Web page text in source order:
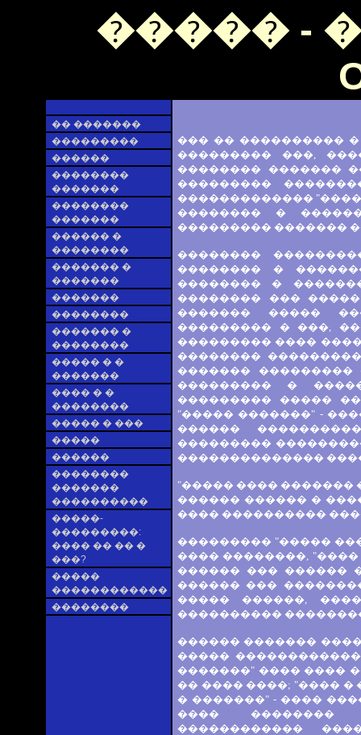
����� -
�� �������
���������
������
��������
�������
��������
�������
������ �
��������
������� �
�������
�������
��������
������� �
��������
����� � �
�������
���� � �
��������
����� � ���
�����
������
��������
�������
����������
�����-
���������:
���� �� �� �
���?
�����
������������
��������
��� �� ����������
��������� ���,
�������� �������
���������
�������������
�������� �
��������� �������
��������
�������� �
�������� �
�������� ���
������� �����
��������� � ���,
��������� ����
��������
������� ���������
��������� �
��������� �����
"����� �������" -
������
���������
��������������
"����� ���� �������
������ ������ �
���� ����������
��������� "�����
���� ��������,
������ ��� ������
������ ���
����� ������,
����������
������ �������
�����
�������" ���� ����
�� ���� ����; "����
� �������" - ����
���� ��������
������������